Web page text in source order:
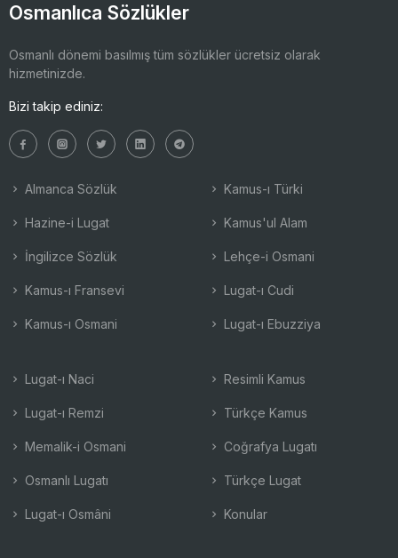
Osmanlıca Sözlükler
Osmanlı dönemi basılmış tüm sözlükler ücretsiz olarak
hizmetinizde.
Bizi takip ediniz:
Almanca Sözlük
Hazine-i Lugat
İngilizce Sözlük
Kamus-ı Fransevi
Kamus-ı Osmani
Kamus-ı Türki
Kamus'ul Alam
Lehçe-i Osmani
Lugat-ı Cudi
Lugat-ı Ebuzziya
Lugat-ı Naci
Lugat-ı Remzi
Memalik-i Osmani
Osmanlı Lugatı
Lugat-ı Osmâni
Resimli Kamus
Türkçe Kamus
Coğrafya Lugatı
Türkçe Lugat
Konular